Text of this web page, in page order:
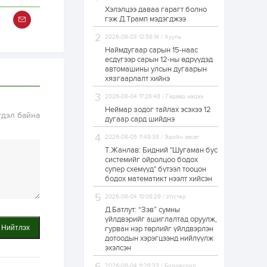
байна
Нийтлэх
ЗГ: Автобензин,
дизель түлшний
онцгой албан
татварыг тэглэлээ
1 өдөр 2
З.Мэндсайхан:
Хүнсний нөөцийг
бэлтгэх агуулах,
зоорь бэлтгэх ААН-
үүдэд хөнгөлөлттэй
зээл олгоно
1 өдөр
Европ дахь
монголчуудын
соёлын наадам
боллоо
1 өдөр 2 0
Өнгөрсөн сард
1,439.2 кг үнэт
металл худалдан
авчээ
Хэлэлцээ даваа гарагт болно
гэж Д.Трамп мэдэгджээ
2026-08-03 12:58:14 / Хууль
Наймдугаар сарын 15-наас
есдүгээр сарын 12-ны өдрүүдэд
автомашины улсын дугаарын
хязгаарлалт хийнэ
2026-08-04 17:26:48 / Гадаад мэдээ
Неймар зодог тайлах эсэхээ 12
дугаар сард шийднэ
2026-08-05 11:49:38 / Эдийн засаг
Т.Жанлав: Бидний "Шугаман бус
системийг ойролцоо бодох
супер схемүүд" бүтээл тооцон
бодох математикт нээлт хийсэн
2026-08-04 10:08:29 / Улстөр
Д.Батлут: “Зэв” сумны
үйлдвэрийг ашиглалтад оруулж,
гурван нэр төрлийг үйлдвэрлэн
дотоодын хэрэгцээнд нийлүүлж
эхэлсэн